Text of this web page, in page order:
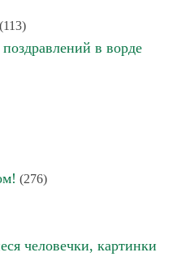
(113)
в ворде
(276)
человечки, картинки